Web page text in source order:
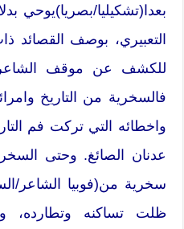
بعدا(تشكيليا/بصريا)يوحي
التعبيري، بوصف القصائد
للكشف عن موقف الشاعر
فالسخرية من التاريخ
واخطائه التي تركت فم
عدنان الصائغ. وحتى
سخرية من(فوبيا الشاعر/
ظلت تساكنه وتطارده،